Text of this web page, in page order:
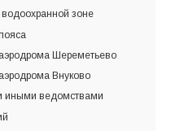
водоохранной зоне
Шереметьево
Внуково
иными ведомствами